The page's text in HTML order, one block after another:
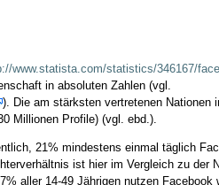
www.statista.com/statistics/346167/
in absoluten Zahlen (vgl.
). Die am stärksten vertretenen Nationen
Millionen Profile) (vgl. ebd.).
21% mindestens einmal täglich
ist hier im Vergleich zu der
aller 14-49 Jährigen nutzen Facebook